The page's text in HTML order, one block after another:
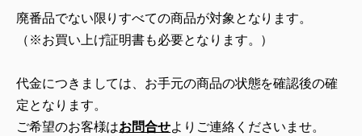
廃番品でない限りすべての商品が対象となります。
（※お買い上げ証明書も必要となります。）
代金につきましては、お手元の商品の状態を確認後の確
定となります。
ご希望のお客様はお問合せよりご連絡くださいませ。